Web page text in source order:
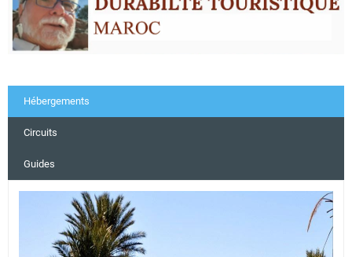
Hébergements
Circuits
Guides